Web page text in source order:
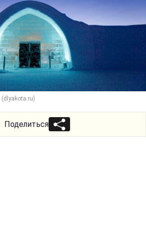
(dlyakota.ru)
Поделиться